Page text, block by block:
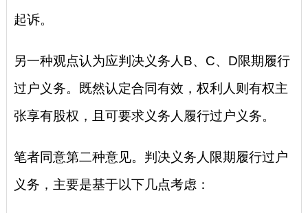
起诉。
另一种观点认为应判决义务人B、C、D限期履行
过户义务。既然认定合同有效，权利人则有权主
张享有股权，且可要求义务人履行过户义务。
笔者同意第二种意见。判决义务人限期履行过户
义务，主要是基于以下几点考虑：